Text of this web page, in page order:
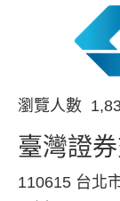
瀏覽人數
臺灣證
110615 台北